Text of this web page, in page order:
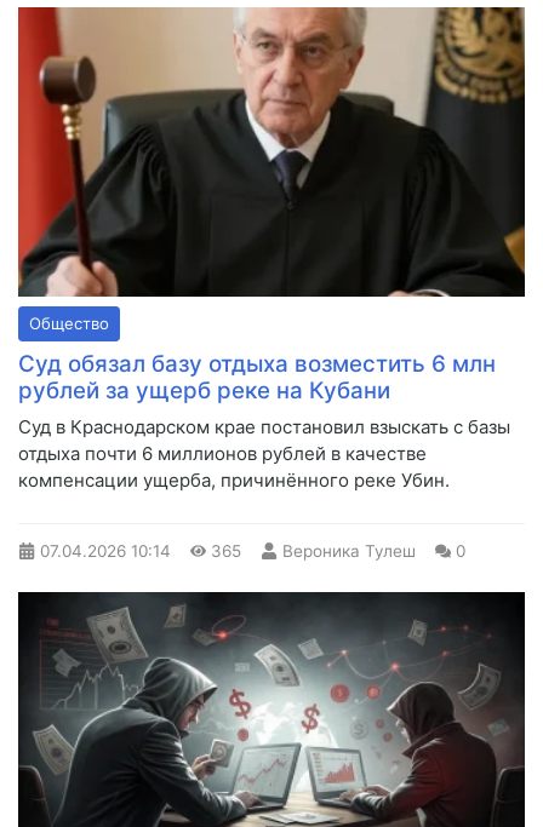
Общество
Суд обязал базу отдыха возместить 6 млн
рублей за ущерб реке на Кубани
Суд в Краснодарском крае постановил взыскать с базы
отдыха почти 6 миллионов рублей в качестве
компенсации ущерба, причинённого реке Убин.
07.04.2026 10:14 365 Вероника Тулеш 0